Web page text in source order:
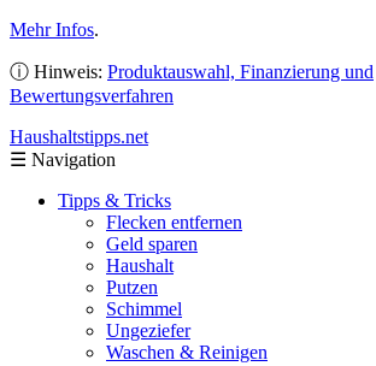
Mehr Infos.
ⓘ Hinweis: Produktauswahl, Finanzierung und
Bewertungsverfahren
Haushaltstipps.net
☰ Navigation
Tipps & Tricks
Flecken entfernen
Geld sparen
Haushalt
Putzen
Schimmel
Ungeziefer
Waschen & Reinigen